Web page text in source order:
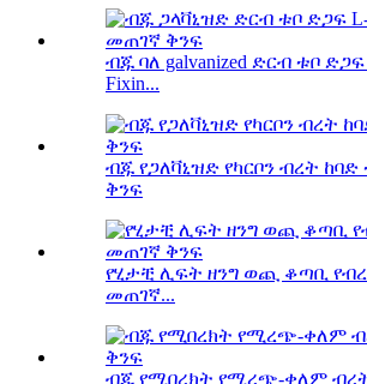
ብጁ ባለ galvanized ድርብ ቱቦ
Fixin...
ብጁ የጋለቫኒዝድ የካርቦን ብረት ከባድ
ቅንፍ
የሂታቺ ሊፍት ዘንግ ወጪ ቆጣቢ
መጠገኛ...
ብጁ የሚበረክት የሚረጭ-ቀለም